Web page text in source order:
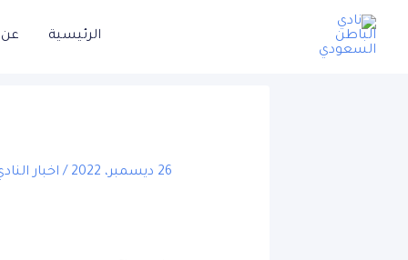
تخطي
الرئيسية عن
26 ديسمبر، 2022 / اخبار